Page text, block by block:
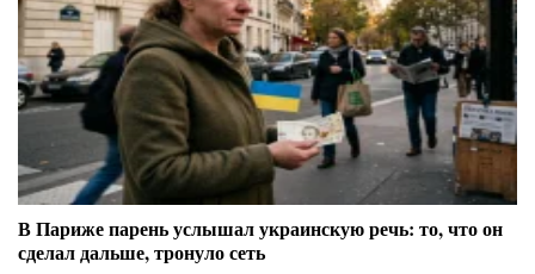
В Париже парень услышал украинскую речь: то, что он
сделал дальше, тронуло сеть